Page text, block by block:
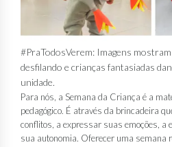
#PraTodosVerem: Imagens
desfilando e crianças fantasiadas
unidade.
Para nós, a Semana da Criança é a
pedagógico. É através da brincadeira
conflitos, a expressar suas emoções, a
sua autonomia. Oferecer uma semana